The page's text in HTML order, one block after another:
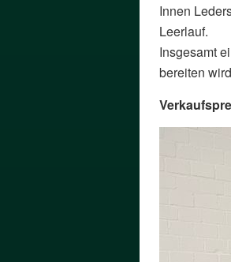
Innen
Leerlauf.
Insgesamt
bereiten